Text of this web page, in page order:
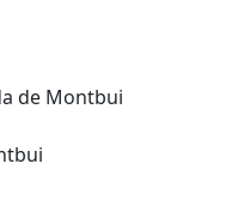
de Montbui